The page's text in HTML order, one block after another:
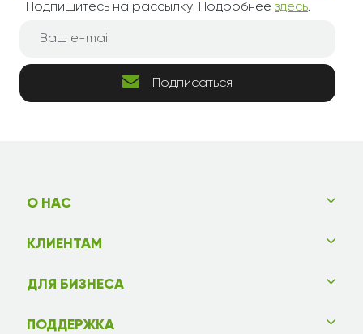
Подпишитесь на рассылку! Подробнее здесь.
Подписаться
О НАС
КЛИЕНТАМ
ДЛЯ БИЗНЕСА
ПОДДЕРЖКА